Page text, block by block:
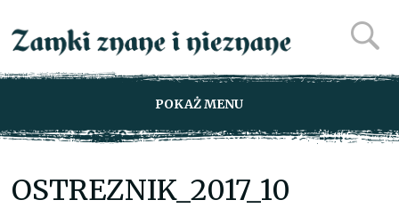
POKAŻ MENU
OSTREZNIK_2017_10